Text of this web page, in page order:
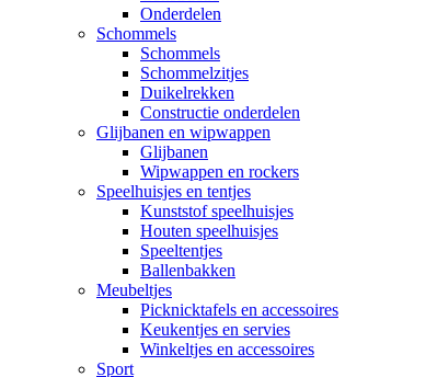
Onderdelen
Schommels
Schommels
Schommelzitjes
Duikelrekken
Constructie onderdelen
Glijbanen en wipwappen
Glijbanen
Wipwappen en rockers
Speelhuisjes en tentjes
Kunststof speelhuisjes
Houten speelhuisjes
Speeltentjes
Ballenbakken
Meubeltjes
Picknicktafels en accessoires
Keukentjes en servies
Winkeltjes en accessoires
Sport